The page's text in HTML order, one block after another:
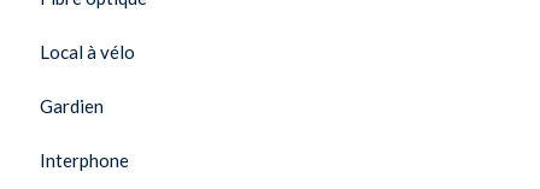
Local à vélo
Gardien
Interphone